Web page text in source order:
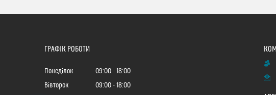
ГРАФІК РОБОТИ
Понеділок 09:00
18:00
Вівторок
09:00
18:00